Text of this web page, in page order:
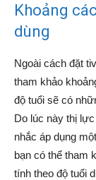
Khoảng
dùng
Ngoài cách đặt
tham khảo
độ tuổi sẽ có
Do lúc này thị
nhắc áp dụng
bạn có thể tham
tính theo độ tuổi